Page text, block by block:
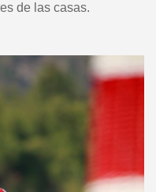
de las casas.